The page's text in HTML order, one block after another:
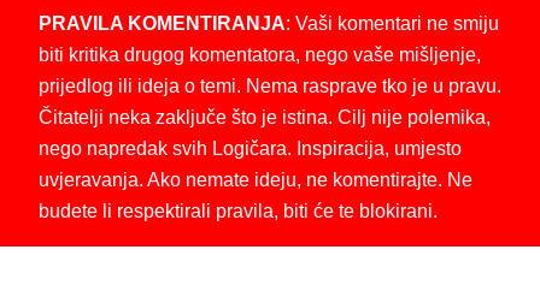
PRAVILA KOMENTIRANJA: Vaši komentari ne smiju
biti kritika drugog komentatora, nego vaše mišljenje,
prijedlog ili ideja o temi. Nema rasprave tko je u pravu.
Čitatelji neka zaključe što je istina. Cilj nije polemika,
nego napredak svih Logičara. Inspiracija, umjesto
uvjeravanja. Ako nemate ideju, ne komentirajte. Ne
budete li respektirali pravila, biti će te blokirani.